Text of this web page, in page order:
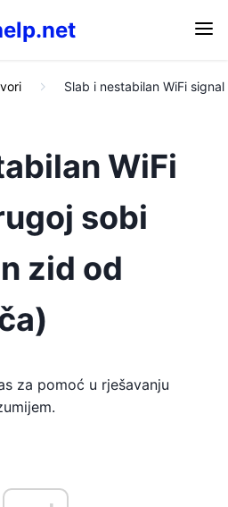
Slab i nestabilan WiFi
WiFi
sobi
zid od
za pomoć u rješavanju